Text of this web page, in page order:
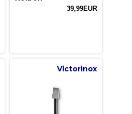
39,99EUR
Victorinox